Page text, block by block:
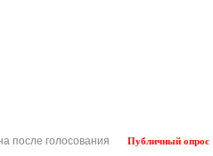
после голосования Публичный опрос